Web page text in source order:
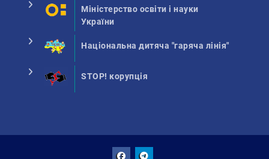
Міністерство освіти і науки
України
Національна дитяча "гаряча лінія"
STOP! корупція